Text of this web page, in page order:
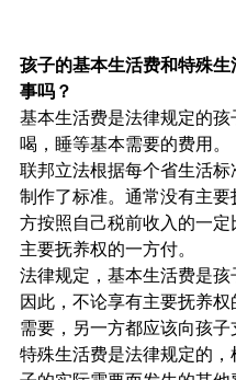
孩子的基本生活费和特殊生
事吗？
基本生活费是法律规定的孩
喝，睡等基本需要的费用。
联邦立法根据每个省生活
制作了标准。通常没有主要
方按照自己税前收入的一
主要抚养权的一方付。
法律规定，基本生活费是孩
因此，不论享有主要抚养
需要，另一方都应该向孩子
特殊生活费是法律规定的